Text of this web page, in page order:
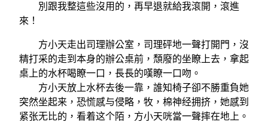
別跟我整這些沒用的，再早退就給我滾開，滾進
來！
方小天走出司理辦公室，司理砰地一聲打開門，沒
精打采的走到本身的辦公桌前，頹廢的坐瞭上去，拿起
桌上的水杯喝瞭一口，長長的嘆瞭一口吻。
方小天放上水杯去後一靠，誰知椅子卻不勝重負她
突然坐起来，恐慌感与侵略，牧，棉神经拥挤，她感到
紧张无比的，看着这个陌，方小天咣當一聲摔在地上。